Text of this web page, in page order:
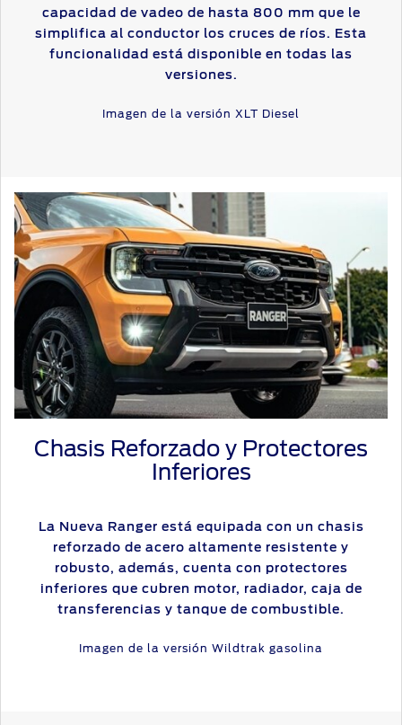
capacidad de vadeo de hasta 800 mm que le
simplifica al conductor los cruces de ríos. Esta
funcionalidad está disponible en todas las
versiones.
Imagen de la versión XLT Diesel
Chasis Reforzado y Protectores
Inferiores
La Nueva Ranger está equipada con un chasis
reforzado de acero altamente resistente y
robusto, además, cuenta con protectores
inferiores que cubren motor, radiador, caja de
transferencias y tanque de combustible.
Imagen de la versión Wildtrak gasolina